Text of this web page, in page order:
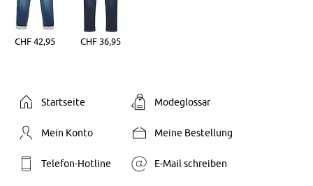
CHF 42,95 CHF 36,95
Startseite Modeglossar
Mein Konto Meine Bestellung
Telefon-Hotline E-Mail schreiben